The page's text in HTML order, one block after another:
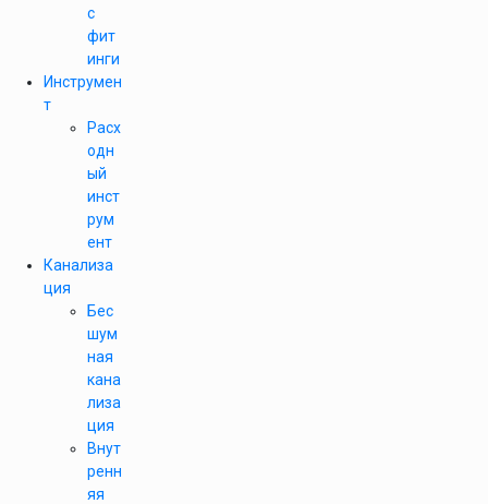
с
фит
инги
Инструмен
т
Расх
одн
ый
инст
рум
ент
Канализа
ция
Бес
шум
ная
кана
лиза
ция
Внут
ренн
яя